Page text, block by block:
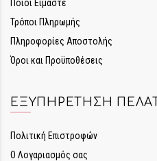
Ποιοι Είμαστε
Τρόποι Πληρωμής
Πληροφορίες Αποστολής
Όροι και Προϋποθέσεις
ΕΞΥΠΗΡΈΤΗΣΗ
Πολιτική Επιστροφών
Ο Λογαριασμός σας